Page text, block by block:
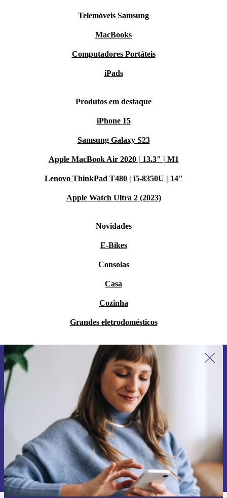
Telemóveis Samsung
MacBooks
Computadores Portáteis
iPads
Produtos em destaque
iPhone 15
Samsung Galaxy S23
Apple MacBook Air 2020 | 13.3" | M1
Lenovo ThinkPad T480 | i5-8350U | 14"
Apple Watch Ultra 2 (2023)
Novidades
E-Bikes
Consolas
Casa
Cozinha
Grandes eletrodomésticos
Subscreve a nossa newsletter pela
primeira vez e poupa 15€!
Não percas mais nenhuma oferta.
Pedir voucher
Informações sobre o uso de dados pessoais podem ser encontrados na
nossa
Política de Privacidade.